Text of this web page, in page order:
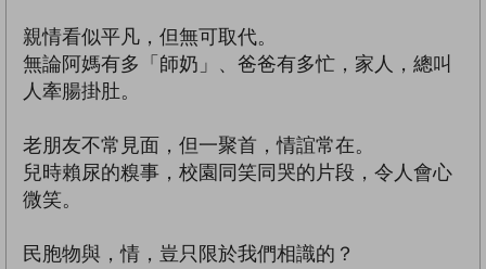
親情看似平凡，但無可取代。
無論阿媽有多「師奶」、爸爸有多忙，家人，總叫
人牽腸掛肚。
老朋友不常見面，但一聚首，情誼常在。
兒時賴尿的糗事，校園同笑同哭的片段，令人會心
微笑。
民胞物與，情，豈只限於我們相識的？